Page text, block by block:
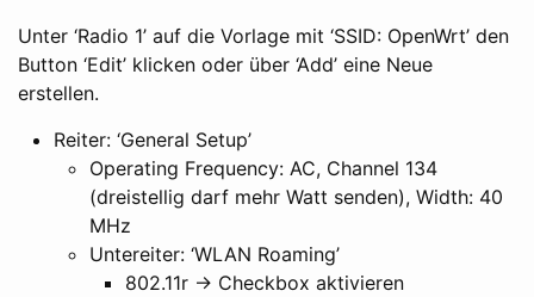
Unter ‘Radio 1’ auf die Vorlage mit ‘SSID: OpenWrt’ den
Button ‘Edit’ klicken oder über ‘Add’ eine Neue
erstellen.
Reiter: ‘General Setup’
Operating Frequency: AC, Channel 134
(dreistellig darf mehr Watt senden), Width: 40
MHz
Untereiter: ‘WLAN Roaming’
802.11r -> Checkbox aktivieren